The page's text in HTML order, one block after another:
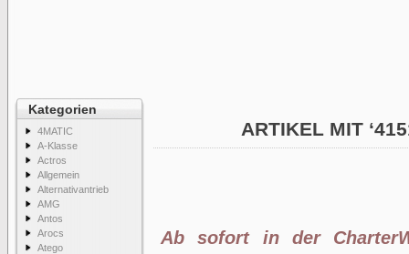
Kategorien
4MATIC
A-Klasse
Actros
Allgemein
Alternativantrieb
AMG
Antos
Arocs
Atego
ARTIKEL MIT
Ab sofort in der